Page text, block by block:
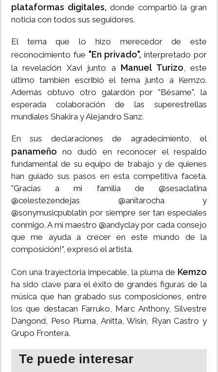
plataformas digitales, donde compartió la gran
noticia con todos sus seguidores.
El tema que lo hizo merecedor de este
reconocimiento fue "En privado", interpretado por
la revelación Xavi junto a Manuel Turizo, este
último también escribió el tema junto a Kemzo.
Además obtuvo otro galardón por "Bésame", la
esperada colaboración de las superestrellas
mundiales Shakira y Alejandro Sanz.
En sus declaraciones de agradecimiento, el
panameñono dudó en reconocer el respaldo
fundamental de su equipo de trabajo y de quienes
han guiado sus pasos en esta competitiva faceta.
"Gracias a mi familia de @sesaclatina
@celestezendejas @anitarocha y
@sonymusicpublatin por siempre ser tan especiales
conmigo. A mi maestro @andyclay por cada consejo
que me ayuda a crecer en este mundo de la
composición!", expresó el artista.
Con una trayectoria impecable, la pluma de Kemzo
ha sido clave para el éxito de grandes figuras de la
música que han grabado sus composiciones, entre
los que destacan Farruko, Marc Anthony, Silvestre
Dangond, Peso Pluma, Anitta, Wisin, Ryan Castro y
Grupo Frontera.
Te puede interesar